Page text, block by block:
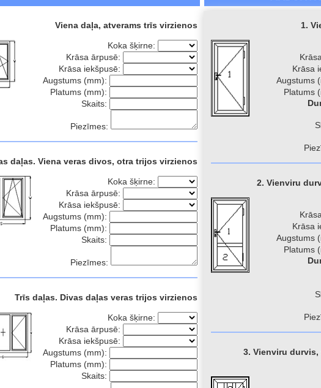
Viena daļa, atverams trīs virzienos
Koka šķirne:
Krāsa ārpusē:
Krāsa iekšpusē:
Augstums (mm):
Platums (mm):
Skaits:
Piezīmes:
daļas. Viena veras divos, otra trijos virzienos
Koka šķirne:
Krāsa ārpusē:
Krāsa iekšpusē:
Augstums (mm):
Platums (mm):
Skaits:
Piezīmes:
Trīs daļas. Divas daļas veras trijos virzienos
Koka šķirne:
Krāsa ārpusē:
Krāsa iekšpusē:
Augstums (mm):
Platums (mm):
Skaits:
1.
Krāsa
Augstums
Platums
2. Vienviru
Krāsa
Augstums
Platums
3. Vienviru